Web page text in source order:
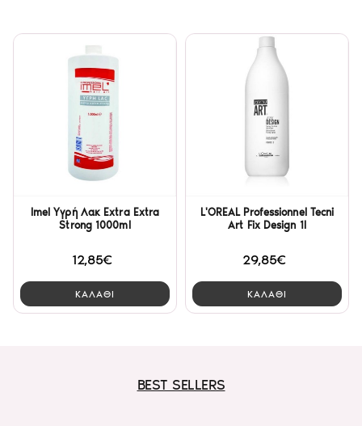
Imel Υγρή Λακ Extra Extra
Strong 1000ml
12,85€
ΚΑΛΑΘΙ
L'OREAL Professionnel Tecni
Art Fix Design 1l
29,85€
ΚΑΛΑΘΙ
BEST SELLERS